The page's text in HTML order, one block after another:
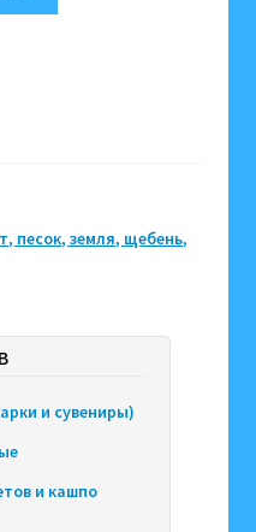
песок, земля, щебень,
и сувениры)
и кашпо